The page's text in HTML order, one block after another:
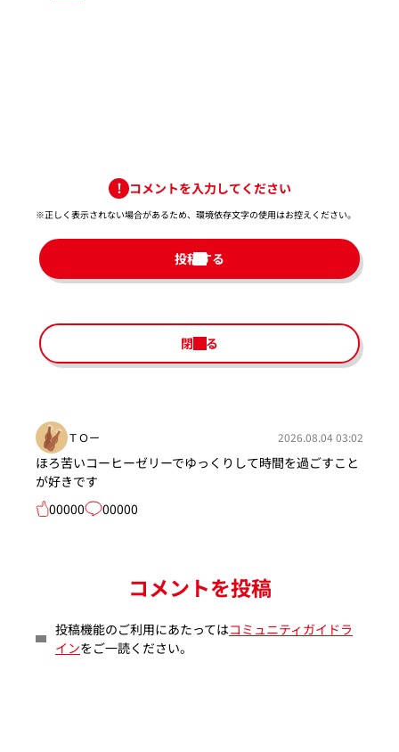
コメントを入力してください
※正しく表示されない場合があるため、環境依存文字の使用はお控えください。​
投稿する
閉じる
ＴＯー 2026.08.04 03:02
ほろ苦いコーヒーゼリーでゆっくりして時間を過ごすこと
が好きです
00000
00000
コメントを投稿
投稿機能のご利用にあたってはコミュニティガイドラ
インをご一読ください。